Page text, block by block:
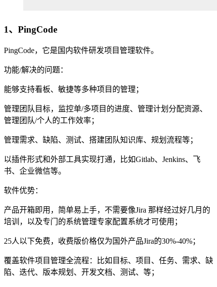
1、PingCode
PingCode，它是国内软件研发项目管理软件。
功能/解决的问题：
能够支持看板、敏捷等多种项目的管理；
管理团队目标，监控单/多项目的进度、管理计划分配资源、
管理团队/个人的工作效率；
管理需求、缺陷、测试、搭建团队知识库、规划流程等；
以插件形式和外部工具实现打通，比如Gitlab、Jenkins、飞
书、企业微信等。
软件优势：
产品开箱即用，简单易上手，不需要像Jira 那样经过好几月的
培训，以及专门的系统管理专家配置系统才可使用；
25人以下免费，收费版价格仅为国外产品Jira的30%-40%；
覆盖软件项目管理全流程：比如目标、 项目、任务、需求、缺
陷、迭代、版本规划、开发文档、测试、等；